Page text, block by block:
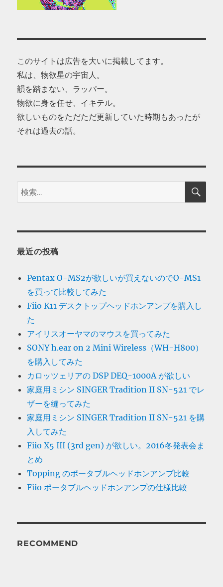
このサイトは広告を大いに掲載してます。
私は、物欲星の宇宙人。
韻を踏まない、ラッパー。
物欲に身を任せ、イキテル。
欲しいものをただただ更新していた時期もあったが
それは過去の話。
検
索:
検
最近の投稿
Pentax O-MS2が欲しいが買えないのでO-MS1
を買って比較してみた
Fiio K11 デスクトップヘッドホンアンプを購入し
た
アイリスオーヤマのマウスを買ってみた
SONY h.ear on 2 Mini Wireless（WH-H800）
を購入してみた
カロッツェリアの DSP DEQ-1000A が欲しい
家庭用ミシン SINGER Tradition II SN-521 でレ
ザーを縫ってみた
家庭用ミシン SINGER Tradition II SN-521 を購
入してみた
Fiio X5 III (3rd gen) が欲しい。2016冬発表会ま
とめ
Topping のポータブルヘッドホンアンプ比較
Fiio ポータブルヘッドホンアンプの仕様比較
RECOMMEND